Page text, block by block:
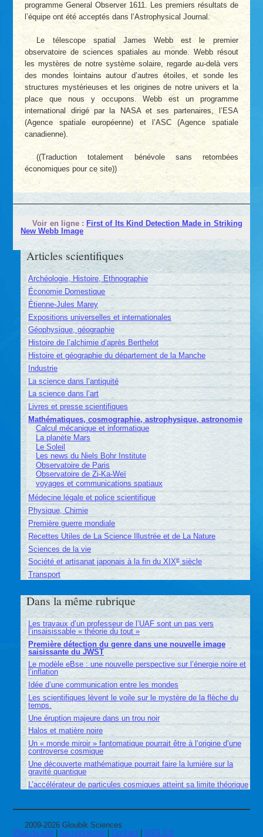
programme General Observer 1611. Les premiers résultats de
l’équipe ont été acceptés dans l’Astrophysical Journal.
Le télescope spatial James Webb est le premier
observatoire de sciences spatiales au monde. Webb résout
les mystères de notre système solaire, regarde au-delà vers
des mondes lointains autour d’autres étoiles, et sonde les
structures mystérieuses et les origines de notre univers et la
place que nous y occupons. Webb est un programme
international dirigé par la NASA et ses partenaires, l’ESA
(Agence spatiale européenne) et l’ASC (Agence spatiale
canadienne).
((Traduction totalement bénévole sans retombées
économiques pour ce site))
Voir en ligne : First of Its Kind Detection Made in Striking
New Webb Image
Articles scientifiques
Archéologie, Histoire, Ethnographie
Économie Domestique
Étienne-Jules Marey
Expositions universelles et internationales
Géophysique, géographie
Histoire de l’alchimie d’après Berthelot
Histoire et géographie du département de la Manche
Industrie
La science dans l’antiquité
La science dans l’art
Livres et presse scientifiques
Mathématiques, cosmographie, astrophysique, astronomie
Calcul mécanique et informatique
La planète Mars
Le Soleil
Les news du Niels Bohr Institute
Observatoire de Paris
Observatoire de Zi-Ka-Weï
voyages et communications spatiaux
Médecine légale et police scientifique
Physique, Chimie
Première guerre mondiale
Recettes Utiles de La Science Illustrée et de La Nature
Sciences de la vie
Société et artisanat japonais à la fin du XIXesiècle
Transport
Dans la même rubrique
Les travaux d’un professeur de l’UAF sont un pas vers
l’insaisissable « théorie du tout »
Première détection du genre dans une nouvelle image
saisissante du JWST
Le modèle eBse : une nouvelle perspective sur l’énergie noire et
l’inflation
Idée d’une communication entre les mondes
Les scientifiques lèvent le voile sur le mystère de la flèche du
temps.
Une éruption majeure dans un trou noir
Halos et matière noire
Un « monde miroir » fantomatique pourrait être à l’origine d’une
controverse cosmique
Une découverte mathématique pourrait faire la lumière sur la
gravité quantique
L’accélérateur de particules cosmiques atteint sa limite théorique
2009-2026 Gloubik Sciences
Plan du site
Se connecter Contact RSS 2.0